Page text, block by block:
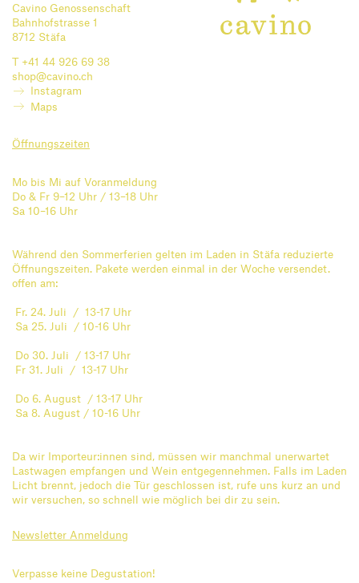
Cavino Genossenschaft
Bahnhofstrasse 1
8712 Stäfa
T +41 44 926 69 38
shop@cavino.ch
Instagram
Maps
Öffnungszeiten
Mo bis Mi auf Voranmeldung
Do & Fr 9–12 Uhr / 13–18 Uhr
Sa 10–16 Uhr
Während den Sommerferien gelten im Laden in Stäfa reduzierte
Öffnungszeiten. Pakete werden einmal in der Woche versendet.
offen am:
Fr. 24. Juli / 13-17 Uhr
Sa 25. Juli / 10-16 Uhr
Do 30. Juli / 13-17 Uhr
Fr 31. Juli / 13-17 Uhr
Do 6. August / 13-17 Uhr
Sa 8. August / 10-16 Uhr
Da wir Importeur:innen sind, müssen wir manchmal unerwartet
Lastwagen empfangen und Wein entgegennehmen. Falls im Laden
Licht brennt, jedoch die Tür geschlossen ist, rufe uns kurz an und
wir versuchen, so schnell wie möglich bei dir zu sein.
Newsletter Anmeldung
Verpasse keine Degustation!